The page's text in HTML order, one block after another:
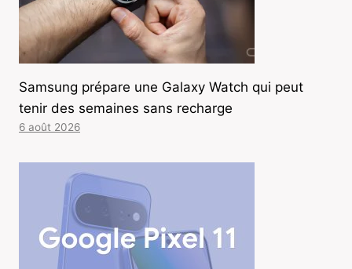
Samsung prépare une Galaxy Watch qui peut
tenir des semaines sans recharge
6 août 2026